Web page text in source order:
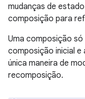
mudanças de
composição para
Uma composição
composição inicial
única maneira de
recomposição.